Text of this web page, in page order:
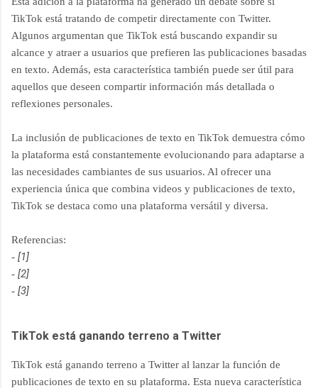
TikTok está tratando de competir directamente con Twitter.
Algunos argumentan que TikTok está buscando expandir su
alcance y atraer a usuarios que prefieren las publicaciones basadas
en texto. Además, esta característica también puede ser útil para
aquellos que deseen compartir información más detallada o
reflexiones personales.
La inclusión de publicaciones de texto en TikTok demuestra cómo
la plataforma está constantemente evolucionando para adaptarse a
las necesidades cambiantes de sus usuarios. Al ofrecer una
experiencia única que combina videos y publicaciones de texto,
TikTok se destaca como una plataforma versátil y diversa.
Referencias:
- [1]
- [2]
- [3]
TikTok está ganando terreno a Twitter
TikTok está ganando terreno a Twitter al lanzar la función de
publicaciones de texto en su plataforma. Esta nueva característica